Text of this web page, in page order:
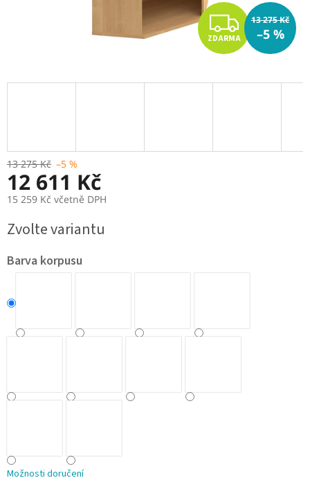
Z
D
A
ZDARMA
13 275 Kč
–5 %
13 275 Kč –5 %
12 611 Kč
15 259 Kč včetně DPH
cena:
Zvolte variantu
Barva korpusu
Možnosti doručení